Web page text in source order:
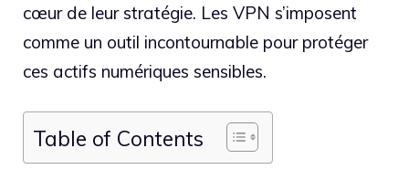
cœur de leur stratégie. Les VPN s’imposent
comme un outil incontournable pour protéger
ces actifs numériques sensibles.
Table of Contents